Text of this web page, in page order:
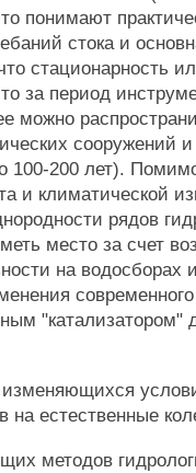
понимают
стока и
стационарность
за период
можно
сооружений и
100-200 лет).
и климатической
рядов
место за счет
на водосборах
"катализатором"
изменяющихся
на естественные
методов